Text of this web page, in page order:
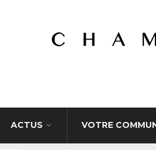
ACTUS VOTRE